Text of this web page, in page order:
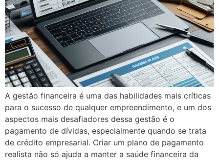
A gestão financeira é uma das habilidades mais críticas
para o sucesso de qualquer empreendimento, e um dos
aspectos mais desafiadores dessa gestão é o
pagamento de dívidas, especialmente quando se trata
de crédito empresarial. Criar um plano de pagamento
realista não só ajuda a manter a saúde financeira da